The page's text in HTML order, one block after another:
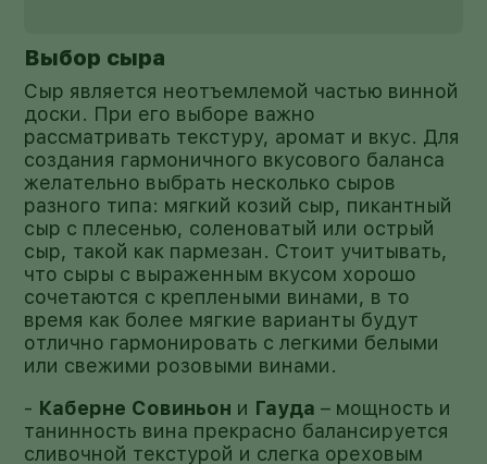
Выбор сыра
Сыр является неотъемлемой частью винной
доски. При его выборе важно
рассматривать текстуру, аромат и вкус. Для
создания гармоничного вкусового баланса
желательно выбрать несколько сыров
разного типа: мягкий козий сыр, пикантный
сыр с плесенью, соленоватый или острый
сыр, такой как пармезан. Стоит учитывать,
что сыры с выраженным вкусом хорошо
сочетаются с креплеными винами, в то
время как более мягкие варианты будут
отлично гармонировать с легкими белыми
или свежими розовыми винами.
- Каберне Совиньон и Гауда – мощность и
танинность вина прекрасно балансируется
сливочной текстурой и слегка ореховым